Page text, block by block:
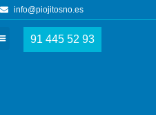
info@piojitosno.es
91 445 52 93